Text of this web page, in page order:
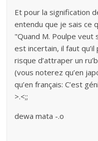
Et pour la signification
entendu que je sais ce
"Quand M. Poulpe
est incertain, il faut
risque d’attraper un
(vous noterez qu’en
qu’en français: C’est
>.<;;
dewa mata -.o